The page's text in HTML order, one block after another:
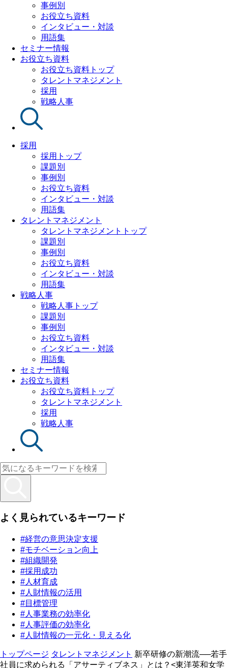
事例別
お役立ち資料
インタビュー・対談
用語集
セミナー情報
お役立ち資料
お役立ち資料トップ
タレントマネジメント
採用
戦略人事
採用
採用トップ
課題別
事例別
お役立ち資料
インタビュー・対談
用語集
タレントマネジメント
タレントマネジメントトップ
課題別
事例別
お役立ち資料
インタビュー・対談
用語集
戦略人事
戦略人事トップ
課題別
事例別
お役立ち資料
インタビュー・対談
用語集
セミナー情報
お役立ち資料
お役立ち資料トップ
タレントマネジメント
採用
戦略人事
よく見られているキーワード
#経営の意思決定支援
#モチベーション向上
#組織開発
#採用成功
#人材育成
#人財情報の活用
#目標管理
#人事業務の効率化
#人事評価の効率化
#人財情報の一元化・見える化
トップページ タレントマネジメント 新卒研修の新潮流──若手
社員に求められる「アサーティブネス」とは？<東洋英和女学